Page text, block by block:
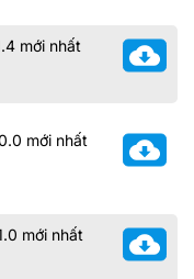
mới nhất
mới nhất
mới nhất